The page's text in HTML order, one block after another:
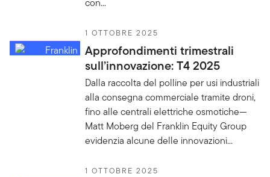
1 OTTOBRE 2025
Approfondimenti trimestrali
sull’innovazione: T4 2025
Dalla raccolta del polline per usi industriali
alla consegna commerciale tramite droni,
fino alle centrali elettriche osmotiche—
Matt Moberg del Franklin Equity Group
evidenzia alcune delle innovazioni...
1 OTTOBRE 2025